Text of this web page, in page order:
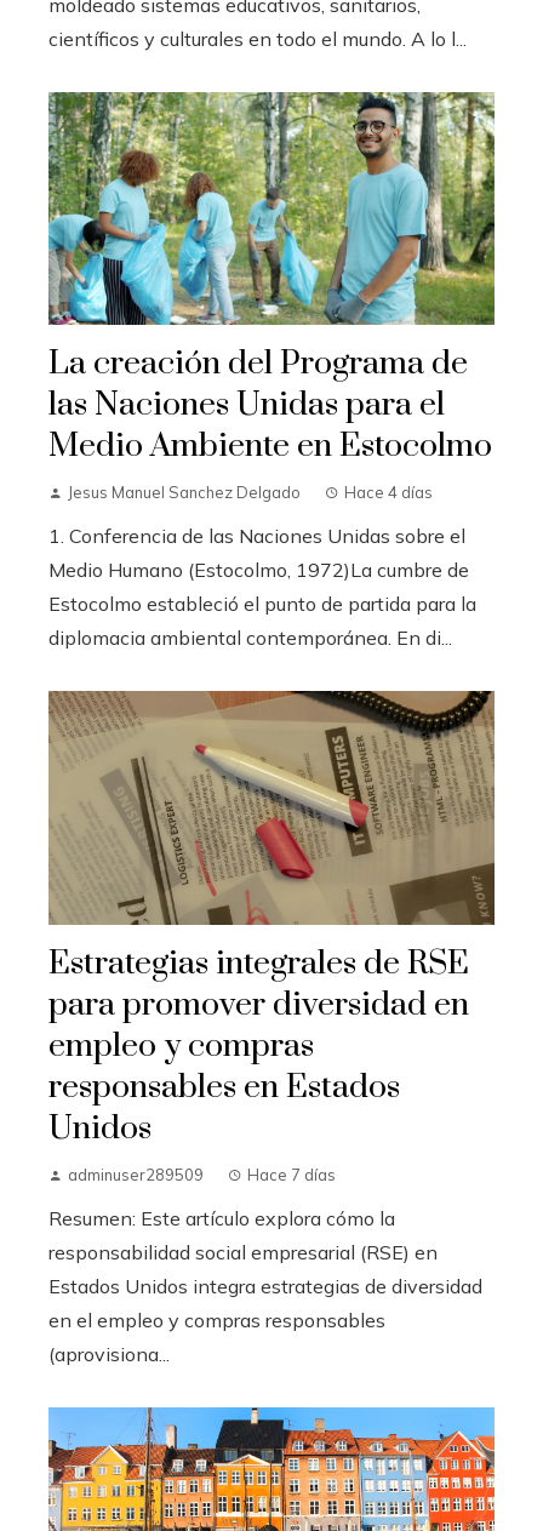
moldeado sistemas educativos, sanitarios,
científicos y culturales en todo el mundo. A lo l...
La creación del Programa de
las Naciones Unidas para el
Medio Ambiente en Estocolmo
Jesus Manuel Sanchez Delgado Hace 4 días
1. Conferencia de las Naciones Unidas sobre el
Medio Humano (Estocolmo, 1972)La cumbre de
Estocolmo estableció el punto de partida para la
diplomacia ambiental contemporánea. En di...
Estrategias integrales de RSE
para promover diversidad en
empleo y compras
responsables en Estados
Unidos
adminuser289509 Hace 7 días
Resumen: Este artículo explora cómo la
responsabilidad social empresarial (RSE) en
Estados Unidos integra estrategias de diversidad
en el empleo y compras responsables
(aprovisiona...